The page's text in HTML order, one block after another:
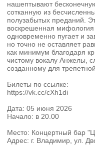
нашептывают бесконечную
сотканную из
полузабытых преданий.
воскрешенная мифология
одновременно пугает и
но точно не оставляет
как минимум благодаря
чистому вокалу Анжелы,
созданному для
Билеты по ссылке:
https://vk.cc/cXh1di
Дата: 05 июня 2026
Начало: в 20.00
Место: Концертный бар
Адрес: г. Владимир, ул.